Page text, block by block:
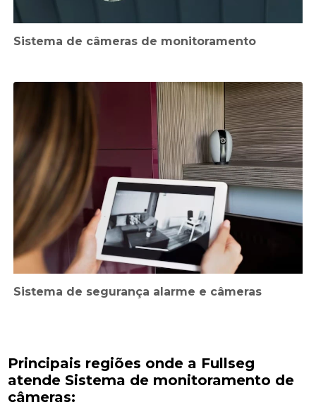
Sistema de câmeras de monitoramento
Sistema de segurança alarme e câmeras
Principais regiões onde a Fullseg
atende Sistema de monitoramento de
câmeras: